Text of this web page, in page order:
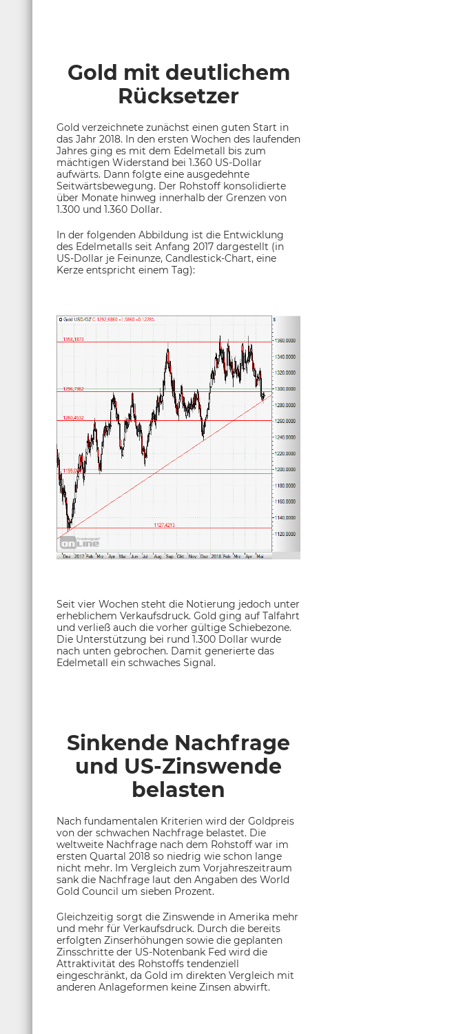
Gold mit deutlichem
Rücksetzer
Gold verzeichnete zunächst einen guten Start in
das Jahr 2018. In den ersten Wochen des laufenden
Jahres ging es mit dem Edelmetall bis zum
mächtigen Widerstand bei 1.360 US-Dollar
aufwärts. Dann folgte eine ausgedehnte
Seitwärtsbewegung. Der Rohstoff konsolidierte
über Monate hinweg innerhalb der Grenzen von
1.300 und 1.360 Dollar.
In der folgenden Abbildung ist die Entwicklung
des Edelmetalls seit Anfang 2017 dargestellt (in
US-Dollar je Feinunze, Candlestick-Chart, eine
Kerze entspricht einem Tag):
Seit vier Wochen steht die Notierung jedoch unter
erheblichem Verkaufsdruck. Gold ging auf Talfahrt
und verließ auch die vorher gültige Schiebezone.
Die Unterstützung bei rund 1.300 Dollar wurde
nach unten gebrochen. Damit generierte das
Edelmetall ein schwaches Signal.
Sinkende Nachfrage
und US-Zinswende
belasten
Nach fundamentalen Kriterien wird der Goldpreis
von der schwachen Nachfrage belastet. Die
weltweite Nachfrage nach dem Rohstoff war im
ersten Quartal 2018 so niedrig wie schon lange
nicht mehr. Im Vergleich zum Vorjahreszeitraum
sank die Nachfrage laut den Angaben des World
Gold Council um sieben Prozent.
Gleichzeitig sorgt die Zinswende in Amerika mehr
und mehr für Verkaufsdruck. Durch die bereits
erfolgten Zinserhöhungen sowie die geplanten
Zinsschritte der US-Notenbank Fed wird die
Attraktivität des Rohstoffs tendenziell
eingeschränkt, da Gold im direkten Vergleich mit
anderen Anlageformen keine Zinsen abwirft.